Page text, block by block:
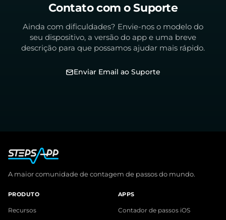
Contato com o Suporte
Ainda com dificuldades? Envie-nos o modelo do
seu dispositivo, a versão do app e uma breve
descrição para que possamos ajudar mais rápido.
Enviar Email ao Suporte
A maior comunidade de contagem de passos do mundo.
PRODUTO
Recursos
APPS
Contador de passos iOS